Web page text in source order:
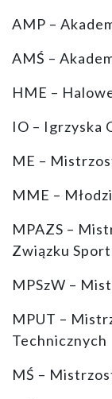
AMP –
AMŚ –
HME –
IO – Igrzyska
ME –
MME –
MPAZS –
Związku
MPSzW –
MPUT –
Technicznych
MŚ –